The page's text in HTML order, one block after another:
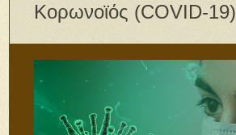
Κορωνοϊός (COVID-19)